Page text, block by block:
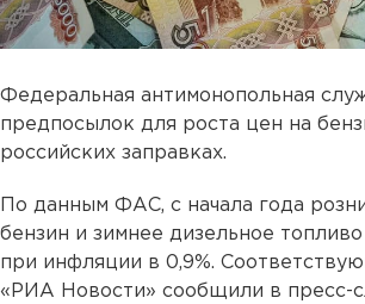
Федеральная антимонопольная
предпосылок для роста цен на
российских заправках.
По данным ФАС, с начала года
бензин и зимнее дизельное
при инфляции в 0,9%.
«РИА Новости» сообщили в пресс-